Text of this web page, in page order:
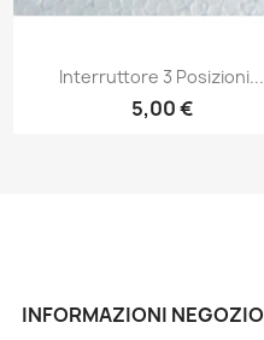
Anteprima
Interruttore 3 Posizioni...
5,00 €
INFORMAZIONI NEGOZIO